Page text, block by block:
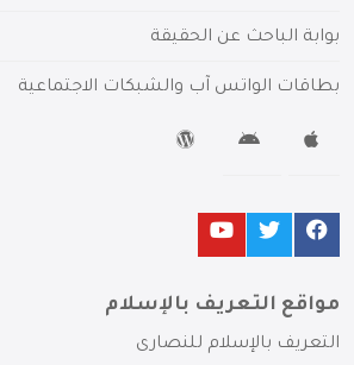
بوابة الباحث عن الحقيقة
بطاقات الواتس آب والشبكات الاجتماعية
مواقع التعريف بالإسلام
التعريف بالإسلام للنصارى